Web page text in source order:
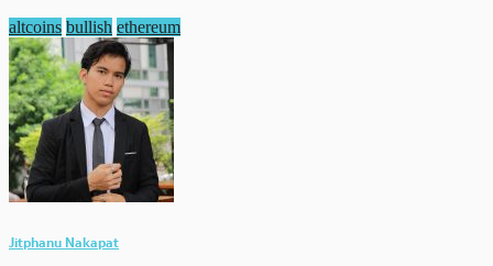
altcoins bullish ethereum
Jitphanu Nakapat